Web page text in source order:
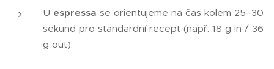
U espressa se orientujeme na čas kolem 25–30
sekund pro standardní recept (např. 18 g in / 36
g out).